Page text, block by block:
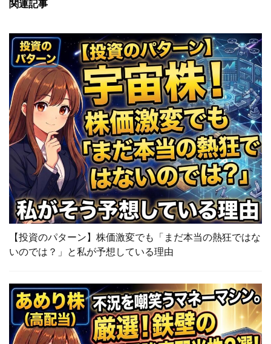
関連記事
【投資のパターン】株価激変でも「まだ本当の熱狂ではな
いのでは？」と私が予想している理由